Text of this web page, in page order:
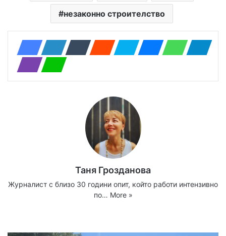
незаконно строителство
Таня Грозданова
Журналист с близо 30 години опит, който работи интензивно
по… More »